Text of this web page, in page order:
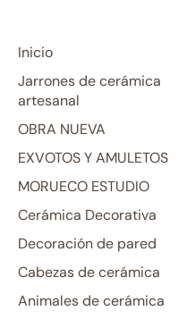
Inicio
Jarrones de cerámica
artesanal
OBRA NUEVA
EXVOTOS Y AMULETOS
MORUECO ESTUDIO
Cerámica Decorativa
Decoración de pared
Cabezas de cerámica
Animales de cerámica